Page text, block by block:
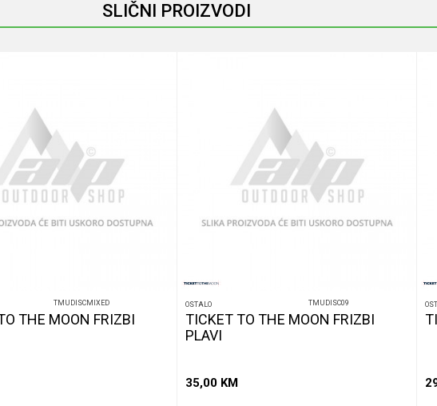
SLIČNI PROIZVODI
TMUDISCMIXED
THE MOON FRIZBI
OSTALO TMUDISC09
TICKET TO THE MOON FRIZBI
PLAVI
35,00 KM